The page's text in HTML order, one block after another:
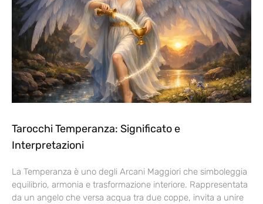
Tarocchi Temperanza: Significato e
Interpretazioni
La Temperanza è uno degli Arcani Maggiori che simboleggia
equilibrio, armonia e trasformazione interiore. Rappresentata
da un angelo che versa acqua tra due coppe, invita a unire